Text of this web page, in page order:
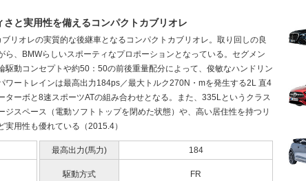
さと実用性を備えるコンパクトカブリオレ
リオレの実質的な後継車となるコンパクトカブリオレ。取り回しの良
ら、BMWらしいスポーティなプロポーションとなっている。セグメン
駆動コンセプトや約50：50の前後重量配分によって、俊敏なハンドリン
ワートレインは最高出力184ps／最大トルク270N・mを発生する2L 直4
ターボと8速スポーツATの組み合わせとなる。また、335Lというクラス
ジスペース（電動ソフトトップを閉めた状態）や、高い居住性を持つリ
実用性も優れている（2015.4）
最高出力(馬力)
184
駆動方式 FR